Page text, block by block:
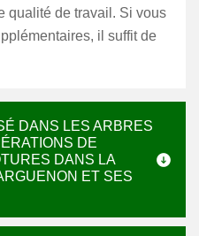
qualité de travail. Si vous
il suffit de
DANS LES ARBRES
DE
DANS LA
ET SES